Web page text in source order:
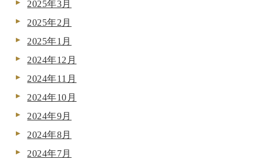
2025年3月
2025年2月
2025年1月
2024年12月
2024年11月
2024年10月
2024年9月
2024年8月
2024年7月